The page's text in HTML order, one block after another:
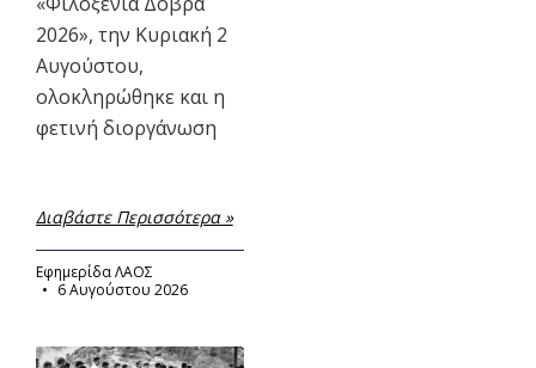
2026», την Κυριακή 2
Αυγούστου,
ολοκληρώθηκε και η
φετινή διοργάνωση
Διαβάστε Περισσότερα »
Εφημερίδα ΛΑΟΣ
6 Αυγούστου 2026